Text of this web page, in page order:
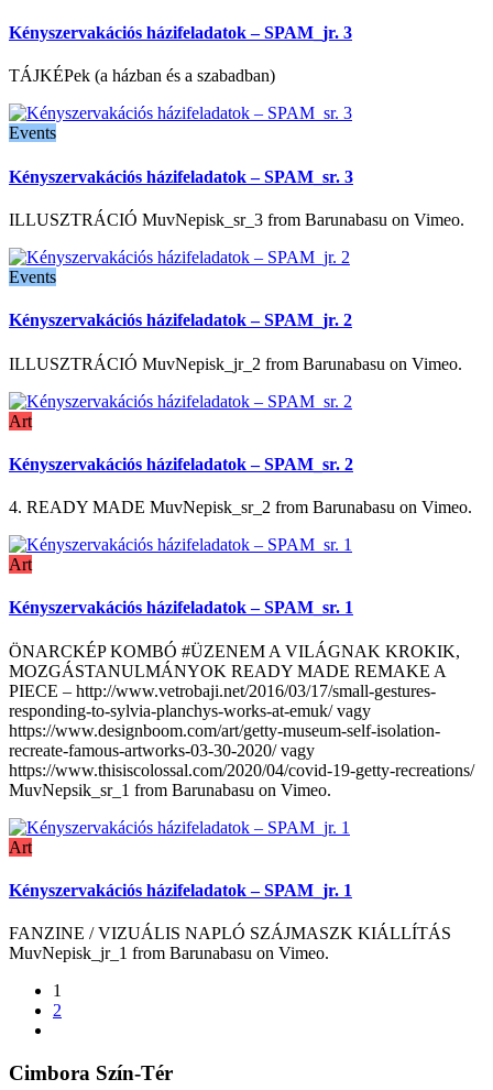
Kényszervakációs házifeladatok – SPAM_jr. 3
TÁJKÉPek (a házban és a szabadban)
Events
Kényszervakációs házifeladatok – SPAM_sr. 3
ILLUSZTRÁCIÓ MuvNepisk_sr_3 from Barunabasu on Vimeo.
Events
Kényszervakációs házifeladatok – SPAM_jr. 2
ILLUSZTRÁCIÓ MuvNepisk_jr_2 from Barunabasu on Vimeo.
Art
Kényszervakációs házifeladatok – SPAM_sr. 2
4. READY MADE MuvNepisk_sr_2 from Barunabasu on Vimeo.
Art
Kényszervakációs házifeladatok – SPAM_sr. 1
ÖNARCKÉP KOMBÓ #ÜZENEM A VILÁGNAK KROKIK,
MOZGÁSTANULMÁNYOK READY MADE REMAKE A
PIECE – http://www.vetrobaji.net/2016/03/17/small-gestures-
responding-to-sylvia-planchys-works-at-emuk/ vagy
https://www.designboom.com/art/getty-museum-self-isolation-
recreate-famous-artworks-03-30-2020/ vagy
https://www.thisiscolossal.com/2020/04/covid-19-getty-recreations/
MuvNepsik_sr_1 from Barunabasu on Vimeo.
Art
Kényszervakációs házifeladatok – SPAM_jr. 1
FANZINE / VIZUÁLIS NAPLÓ SZÁJMASZK KIÁLLÍTÁS
MuvNepisk_jr_1 from Barunabasu on Vimeo.
1
2
Cimbora Szín-Tér